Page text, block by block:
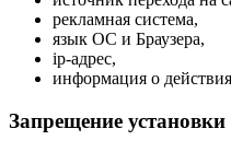
рекламная система,
язык ОС и Браузера,
ip-адрес,
информация о
Запрещение